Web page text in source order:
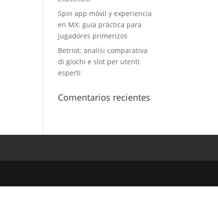
Spin app móvil y experiencia
en MX: guía práctica para
jugadores primerizos
Betriot: analisi comparativa
di giochi e slot per utenti
esperti
Comentarios recientes